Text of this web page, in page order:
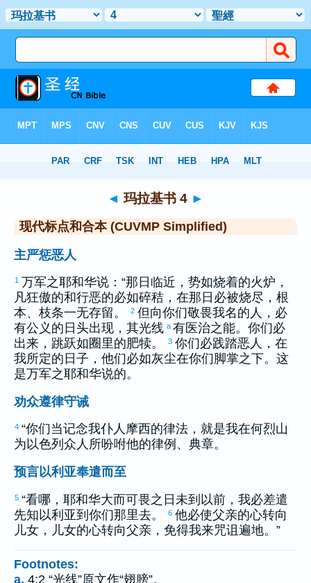
> 玛拉基书 4
◄ 玛拉基书 4 ►
现代标点和合本 (CUVMP Simplified)
主严惩恶人
1 万军之耶和华说：“那日临近，势如烧着的火炉，
凡狂傲的和行恶的必如碎秸，在那日必被烧尽，根
本、枝条一无存留。
2 但向你们敬畏我名的人，必
有公义的日头出现，其光线 a 有医治之能。你们必
出来，跳跃如圈里的肥犊。
3 你们必践踏恶人，在
我所定的日子，他们必如灰尘在你们脚掌之下。这
是万军之耶和华说的。
劝众遵律守诫
4 “你们当记念我仆人 摩西的律法，就是我在何烈山
为以色列 众人所吩咐他的律例、典章。
预言以利亚奉遣而至
5 “看哪，耶和华大而可畏之日未到以前，我必差遣
先知 以利亚到你们那里去。 6 他必使父亲的心转向
儿女，儿女的心转向父亲，免得我来咒诅遍地。”
Footnotes:
a. 4:2 “光线”原文作“翅膀”。